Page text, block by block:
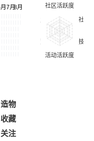
造物
收藏
关注